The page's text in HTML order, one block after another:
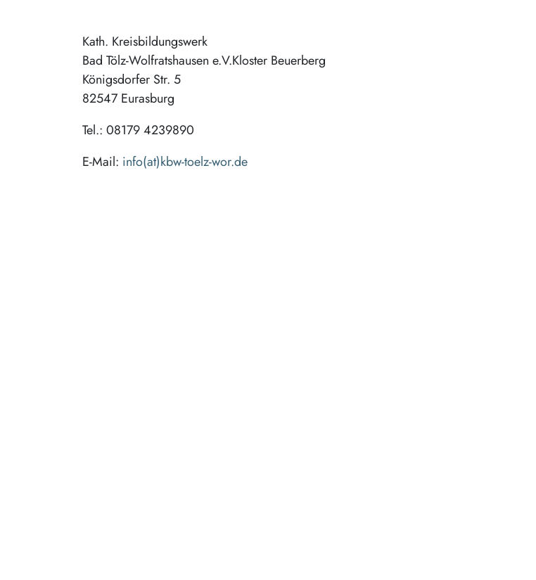
Kath. Kreisbildungswerk
Bad Tölz-Wolfratshausen e.V.Kloster Beuerberg
Königsdorfer Str. 5
82547 Eurasburg
Tel.: 08179 4239890
E-Mail: info(at)kbw-toelz-wor.de